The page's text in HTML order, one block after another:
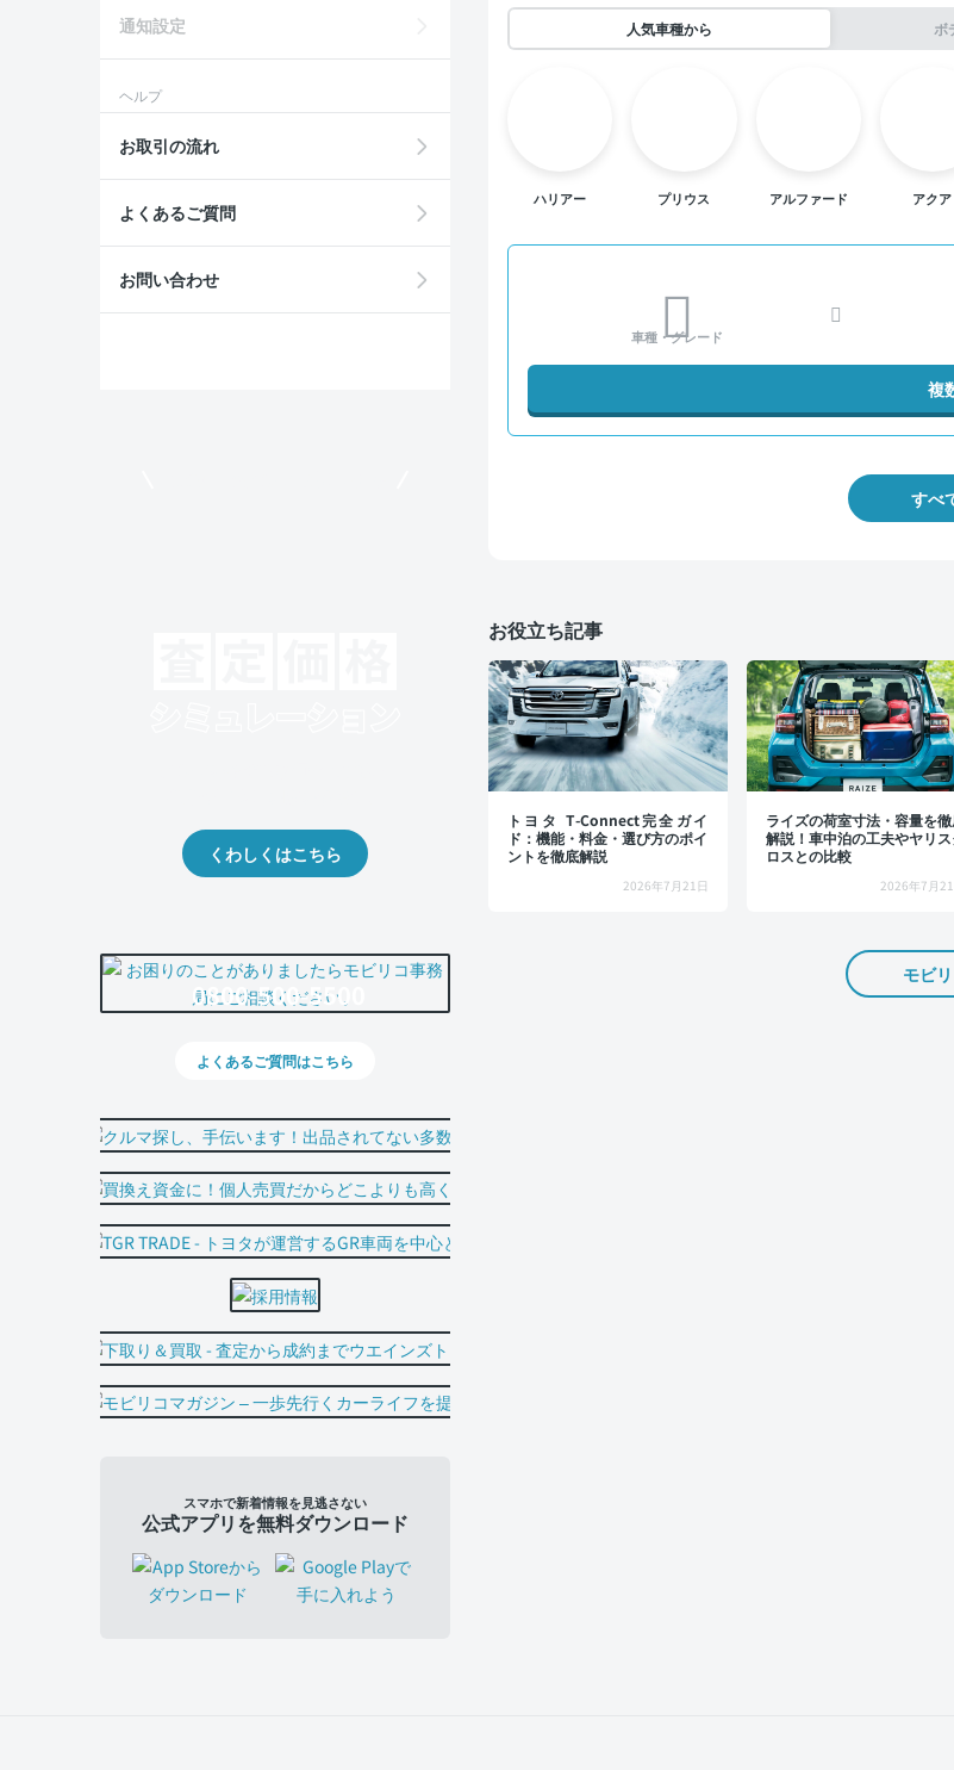
人気車種から ボ
ハリアー プリウス アルファード アクア
車種・グレード
複
すべ
お役立ち記事
トヨタ T-Connect完全ガイ
ド：機能・料金・選び方のポイ
ントを徹底解説
2026年7月21日
ライズの荷室寸法・容量を
解説！車中泊の工夫やヤリス
ロスとの比較
2026年7月
モビ
通知設定
ヘルプ
お取引の流れ
よくあるご質問
お問い合わせ
くわしくはこちら
0800-500-5500
よくあるご質問はこちら
スマホで新着情報を見逃さない
公式アプリを無料ダウンロード